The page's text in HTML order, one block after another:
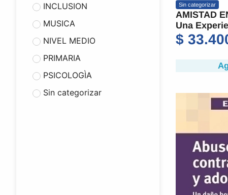
INCLUSION
MUSICA
NIVEL MEDIO
PRIMARIA
PSICOLOGÌA
Sin categorizar
Sin categorizar
AMISTAD
Una
$